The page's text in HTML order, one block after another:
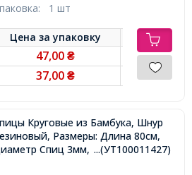
1 шт
Цена заупаковку
47,00₴
37,00₴
Круговые из Бамбука, Шнур
Размеры: Длина 80см,
Спиц 3мм, ...(УТ100011427)